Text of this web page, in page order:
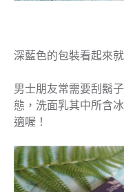
深藍色的包裝看起來
男士朋友常需要刮鬍
態，洗面乳其中所含
適喔！